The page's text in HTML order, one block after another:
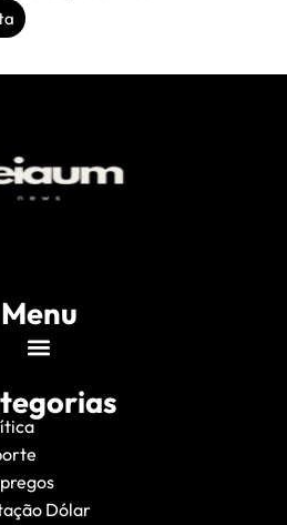
Menu
Dólar